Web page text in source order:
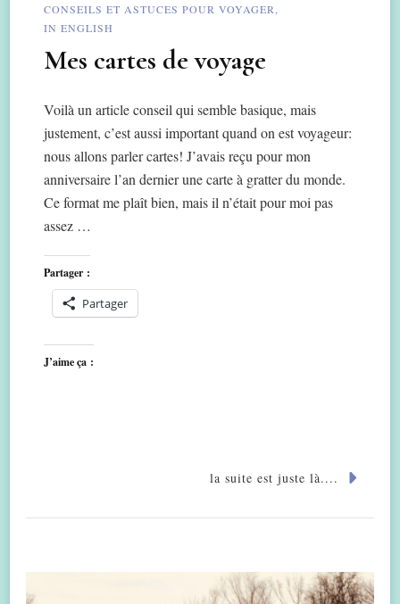
CONSEILS ET ASTUCES POUR VOYAGER
IN ENGLISH
Mes cartes de voyage
Voilà un article conseil qui semble basique, mais
justement, c’est aussi important quand on est voyageur:
nous allons parler cartes! J’avais reçu pour mon
anniversaire l’an dernier une carte à gratter du monde.
Ce format me plaît bien, mais il n’était pour moi pas
assez …
Partager :
Partager
J’aime ça :
la suite est juste là....